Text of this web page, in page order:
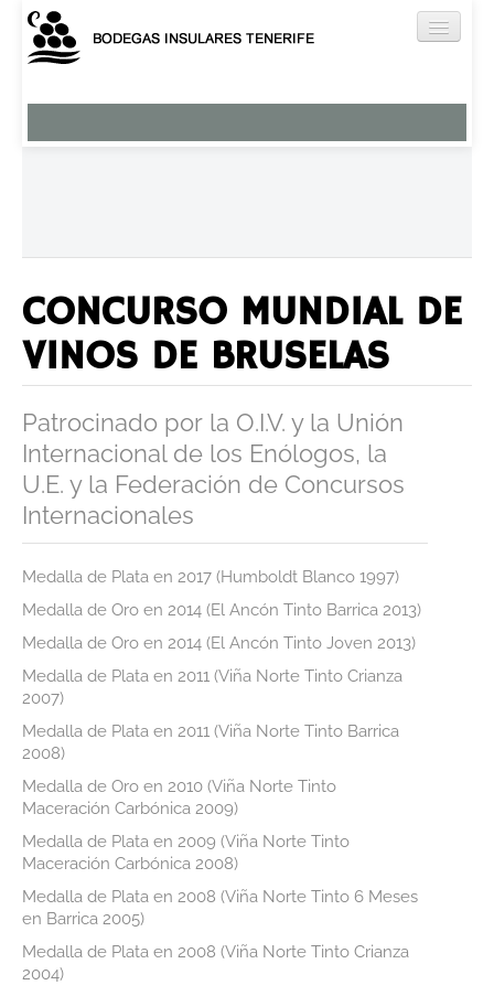
Viña Norte
Humboldt
Aguardientes y licores
Vermut
Bodega
Enoturismo
Premios
Noticias
Contacto
Tienda Online
CONCURSO MUNDIAL DE
VINOS DE BRUSELAS
Patrocinado por la O.I.V. y la Unión
Internacional de los Enólogos, la
U.E. y la Federación de Concursos
Internacionales
Medalla de Plata en 2017 (Humboldt Blanco 1997)
Medalla de Oro en 2014 (El Ancón Tinto Barrica 2013)
Medalla de Oro en 2014 (El Ancón Tinto Joven 2013)
Medalla de Plata en 2011 (Viña Norte Tinto Crianza
2007)
Medalla de Plata en 2011 (Viña Norte Tinto Barrica
2008)
Medalla de Oro en 2010 (Viña Norte Tinto
Maceración Carbónica 2009)
Medalla de Plata en 2009 (Viña Norte Tinto
Maceración Carbónica 2008)
Medalla de Plata en 2008 (Viña Norte Tinto 6 Meses
en Barrica 2005)
Medalla de Plata en 2008 (Viña Norte Tinto Crianza
2004)